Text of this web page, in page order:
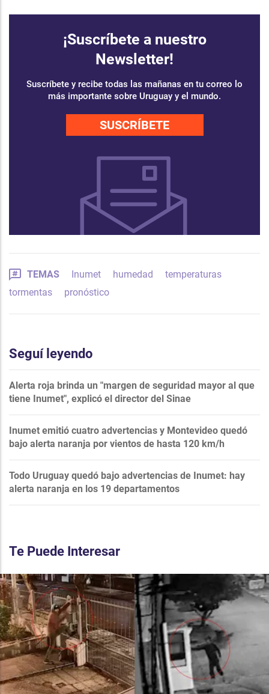
¡Suscríbete a nuestro
Newsletter!
Suscríbete y recibe todas las mañanas en tu correo lo
más importante sobre Uruguay y el mundo.
SUSCRÍBETE
TEMAS Inumet humedad
temperaturas
tormentas
pronóstico
Seguí leyendo
Alerta roja brinda un "margen de seguridad mayor al que
tiene Inumet", explicó el director del Sinae
Inumet emitió cuatro advertencias y Montevideo quedó
bajo alerta naranja por vientos de hasta 120 km/h
Todo Uruguay quedó bajo advertencias de Inumet: hay
alerta naranja en los 19 departamentos
Te Puede Interesar